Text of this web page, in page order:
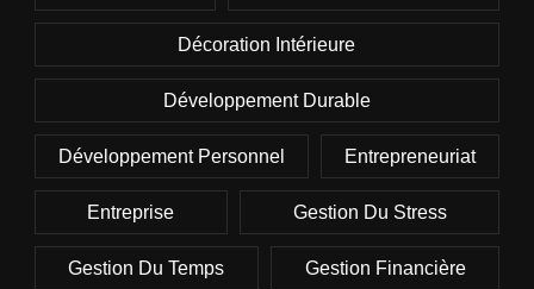
Décoration Intérieure
Développement Durable
Développement Personnel Entrepreneuriat
Entreprise Gestion Du Stress
Gestion Du Temps Gestion Financière